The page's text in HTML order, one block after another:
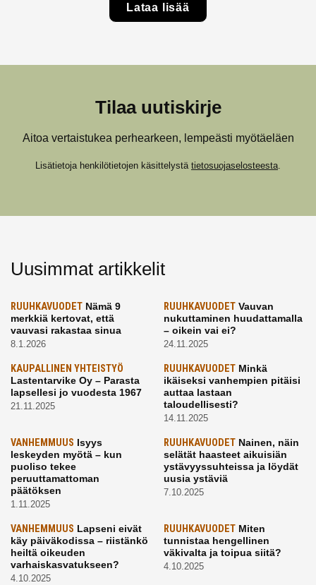
Lataa lisää
Tilaa uutiskirje
Aitoa vertaistukea perhearkeen, lempeästi myötäeläen
Lisätietoja henkilötietojen käsittelystä tietosuojaselosteesta.
Uusimmat artikkelit
RUUHKAVUODET Nämä 9
merkkiä kertovat, että
vauvasi rakastaa sinua
8.1.2026
RUUHKAVUODETVauvan
nukuttaminen huudattamalla
– oikein vai ei?
24.11.2025
KAUPALLINEN YHTEISTYÖ
Lastentarvike Oy – Parasta
lapsellesi jo vuodesta 1967
21.11.2025
RUUHKAVUODETMinkä
ikäiseksi vanhempien pitäisi
auttaa lastaan
taloudellisesti?
14.11.2025
VANHEMMUUS Isyys
leskeyden myötä – kun
puoliso tekee
peruuttamattoman
päätöksen
1.11.2025
RUUHKAVUODETNainen, näin
selätät haasteet aikuisiän
ystävyyssuhteissa ja löydät
uusia ystäviä
7.10.2025
VANHEMMUUS Lapseni eivät
käy päiväkodissa – riistänkö
heiltä oikeuden
varhaiskasvatukseen?
4.10.2025
RUUHKAVUODETMiten
tunnistaa hengellinen
väkivalta ja toipua siitä?
4.10.2025